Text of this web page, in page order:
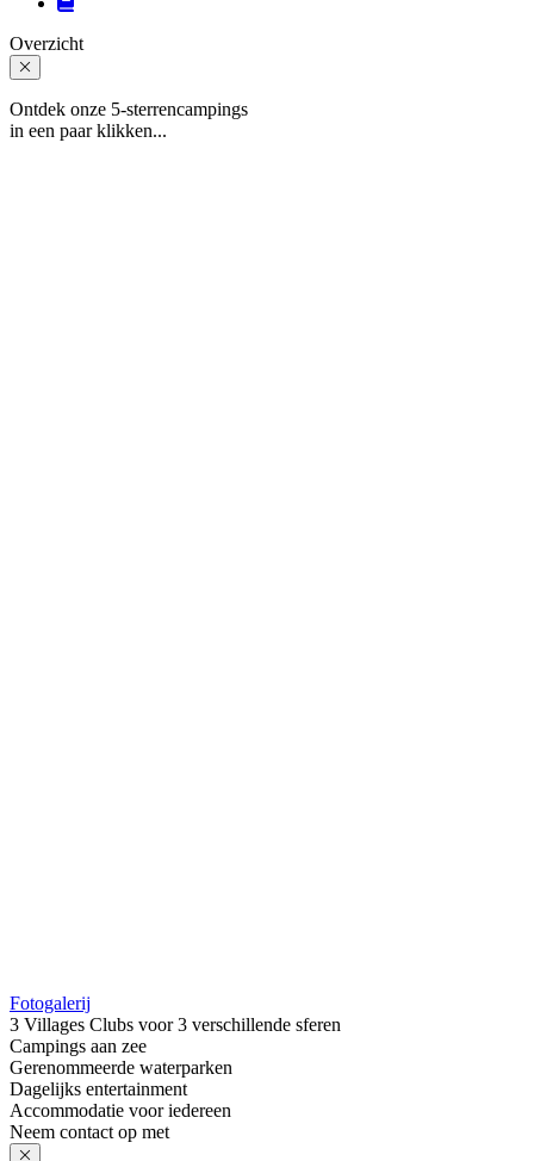
Overzicht
Ontdek onze 5-sterrencampings
in een paar klikken...
Fotogalerij
3 Villages Clubs voor 3 verschillende sferen
Campings aan zee
Gerenommeerde waterparken
Dagelijks entertainment
Accommodatie voor iedereen
Neem contact op met